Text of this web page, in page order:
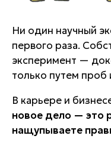
Ни один научный
первого раза.
эксперимент —
только путем
В карьере и
новое дело — это
нащупываете